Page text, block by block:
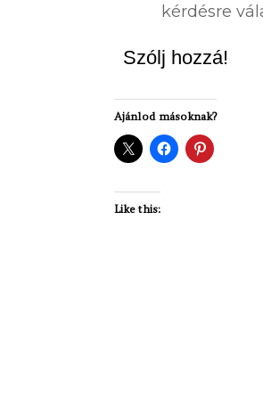
kérdésre
Szólj hozzá!
Ajánlod másoknak?
Like this: